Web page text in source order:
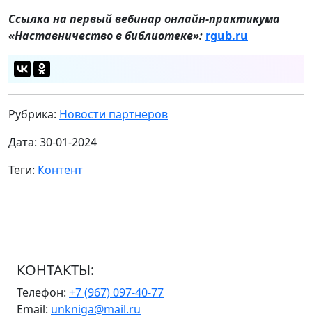
Ссылка на первый вебинар онлайн-практикума
«Наставничество в библиотеке»: rgub.ru
Рубрика: Новости партнеров
Дата: 30-01-2024
Теги: Контент
КОНТАКТЫ:
Телефон: +7 (967) 097-40-77
Email: unkniga@mail.ru